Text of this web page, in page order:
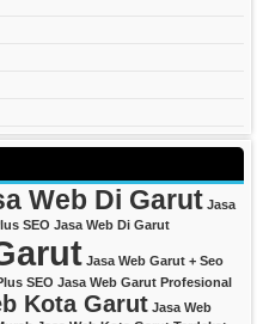
Web Di Garut Jasa
SEO Jasa Web Di Garut
Jasa Web Garut + Seo
SEO Jasa Web Garut Profesional
Kota Garut Jasa Web